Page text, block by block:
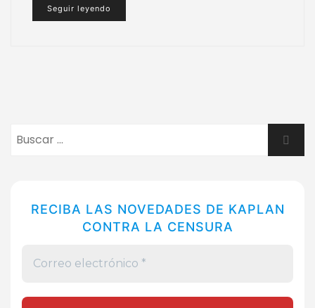
Seguir leyendo
RECIBA LAS NOVEDADES DE KAPLAN
CONTRA LA CENSURA